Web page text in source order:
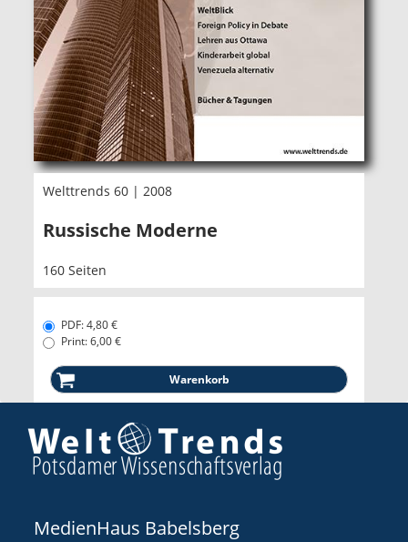
Welttrends 60 | 2008
Russische Moderne
160 Seiten
PDF: 4,80 €
Print: 6,00 €
MedienHaus Babelsberg